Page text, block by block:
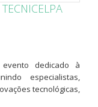
evento dedicado à
especialistas,
tecnológicas,